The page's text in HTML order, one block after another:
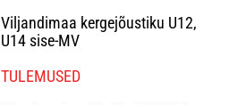
Viljandimaa kergejõustiku U12,
U14 sise-MV
TULEMUSED